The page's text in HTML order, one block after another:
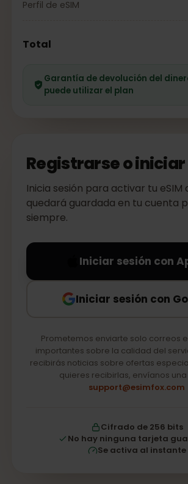
Perfil de eSIM
Total
Garantía de devolución del
puede utilizar el plan
Registrarse o
Inicia sesión para activar tu eSIM
quedará guardada en tu cuenta
siempre.
Iniciar sesión con
Iniciar sesión con
Prometemos enviarte solo correos
importantes sobre la calidad del
recibirás noticias sobre ofertas
quieres recibirlas, envíanos
support@esimfox.com
Cifrado de 256 bits
No hay ninguna tarjeta
Se activa al instante